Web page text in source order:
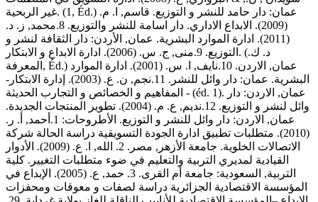
غير الربحية. (1, Éd.) عمان: دار حامد للنشر و التوزيع. قاسم, ا. م.
(2009). الابداع الاداري. دار اسامة للنشر والتوزيع. 8.محمد, ز. د.
(2011). ادارة الموارد البشرية. عمان, الأردن: دار الثقافة لنشر و
التوزيع. 9.منى, ج. س. (2006). ادارة الابداع و الابتكار. (د. ك.
المعرفة, Éd.) عمان, الاردن. 10.نايف, ا. س. (2001). ادارة الموارد
البشرية. عمان: دار وائل للنشر. 11.نجم, ن. ع. (2003). إدارة الابتكار-
المفاهيم و الخصائص و التجارب الحديثة - (éd. 1). عمان, الاردن: دار
وائل لنشر و التوزيع. 12.نديم, ع. م. (2004). تطوير المنتجات الجديدة.
عمان, الاردن: دار وائل للنشر و التوزيع. الأطروحات: 1.أحمد, أ. ر.
(2010). متطلبات تطبيق ادارة الجودة التسويقية دراسة الحالة شركة
الاتصالات الخلوية. جامعة الأزهر, مصر. 2. الله, ا. ع. (2009). الأدوار
القيادية لمديري التربية والتعليم في ضوء متطلبات التغيير. كلية
التربية, السعودية: جامعة أم القرى. 3. حمد, ع. (2005). الإبداع في
المؤسسة الاقتصادية الجزائرية دراسة لصفات و معوقات ومحفزات